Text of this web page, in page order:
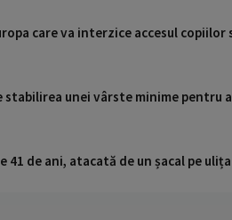
care va interzice accesul
stabilirea unei vârste minime pentru
41 de ani, atacată de un șacal pe